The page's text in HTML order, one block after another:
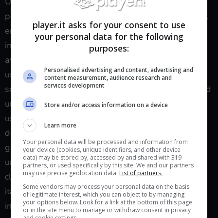
parlare delle radio presenti in
Grand Theft Auto III,
enorme pout pourrì di musica su licenza messa
insieme per l’occasione che rappresenta un passo
avanti mastodontico rispetto alla musica originale
usata nei precedenti capitoli della saga. Per il titolo
sono state registrate tre ore e mezza di materiale ed
un intero micro team interno alle trenta persone
usate per il progetto si è dedicato alla creazione
delle playlist; cercando di riflettere l’astmosfera
gangster del titolo le autoradio il titolo introdusse
una stazione unicamente dedicata alla musica
classica, con particolare attenzione a compositori
italiani comePuccinioVerdi; le altre radio sono
incentrate sulla riproduzione di canzoni di musica
player.it asks for your consent to use
your personal data for the following
purposes:
Personalised advertising and content, advertising and
content measurement, audience research and
services development
Store and/or access information on a device
Learn more
Your personal data will be processed and information from
your device (cookies, unique identifiers, and other device
data) may be stored by, accessed by and shared with 319
partners, or used specifically by this site. We and our partners
may use precise geolocation data. List of partners.
Some vendors may process your personal data on the basis
of legitimate interest, which you can object to by managing
your options below. Look for a link at the bottom of this page
or in the site menu to manage or withdraw consent in privacy